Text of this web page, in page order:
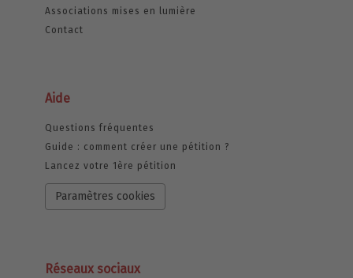
Associations mises en lumière
Contact
Aide
Questions fréquentes
Guide : comment créer une pétition ?
Lancez votre 1ère pétition
Paramètres cookies
Réseaux sociaux